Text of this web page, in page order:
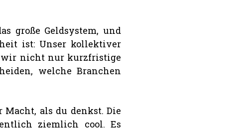
große Geldsystem, und
ist: Unser kollektiver
wir nicht nur kurzfristige
welche Branchen
Macht, als du denkst. Die
ziemlich cool. Es